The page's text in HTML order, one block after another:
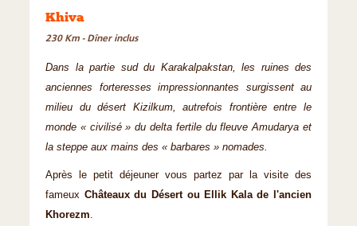
Khiva
230 Km - Dîner inclus
Dans la partie sud du Karakalpakstan, les ruines des
anciennes forteresses impressionnantes surgissent au
milieu du désert Kizilkum, autrefois frontière entre le
monde « civilisé » du delta fertile du fleuve Amudarya et
la steppe aux mains des « barbares » nomades.
Après le petit déjeuner vous partez par la visite des
fameux Châteaux du Désert ou Ellik Kala de l'ancien
Khorezm.